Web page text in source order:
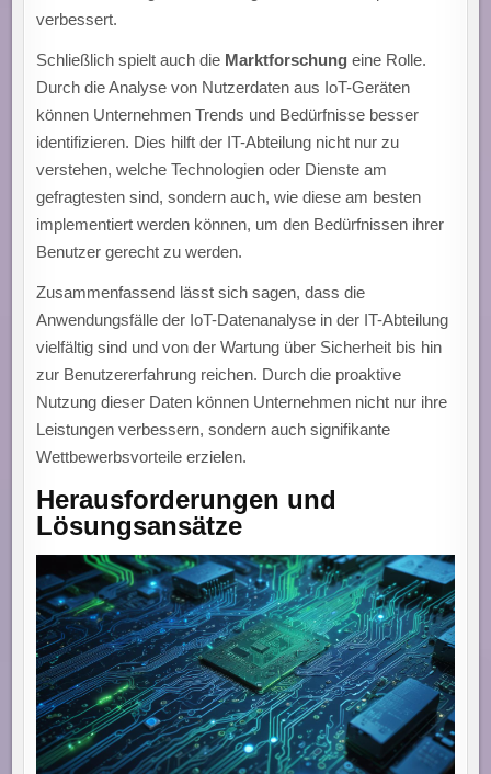
verbessert.
Schließlich spielt auch die Marktforschung eine Rolle.
Durch die Analyse von Nutzerdaten aus IoT-Geräten
können Unternehmen Trends und Bedürfnisse besser
identifizieren. Dies hilft der IT-Abteilung nicht nur zu
verstehen, welche Technologien oder Dienste am
gefragtesten sind, sondern auch, wie diese am besten
implementiert werden können, um den Bedürfnissen ihrer
Benutzer gerecht zu werden.
Zusammenfassend lässt sich sagen, dass die
Anwendungsfälle der IoT-Datenanalyse in der IT-Abteilung
vielfältig sind und von der Wartung über Sicherheit bis hin
zur Benutzererfahrung reichen. Durch die proaktive
Nutzung dieser Daten können Unternehmen nicht nur ihre
Leistungen verbessern, sondern auch signifikante
Wettbewerbsvorteile erzielen.
Herausforderungen und
Lösungsansätze